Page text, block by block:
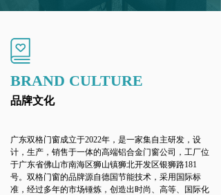
BRAND CULTURE
品牌文化
广东双格门窗成立于2022年，是一家集自主研发，设
计，生产，销售于一体的高端铝合金门窗公司，工厂位
于广东省佛山市南海区狮山镇狮北开发区银狮路181
号。双格门窗的品牌源自德国节能技术，采用国际标
准，经过多年的市场锤炼，创造出时尚、高等、国际化